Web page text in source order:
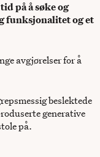
på å søke og
funksjonalitet og et
avgjørelser for å
beslektede
generative
på.